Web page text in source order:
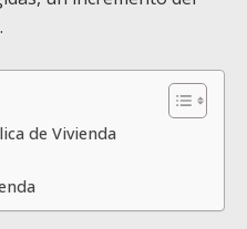
de Vivienda